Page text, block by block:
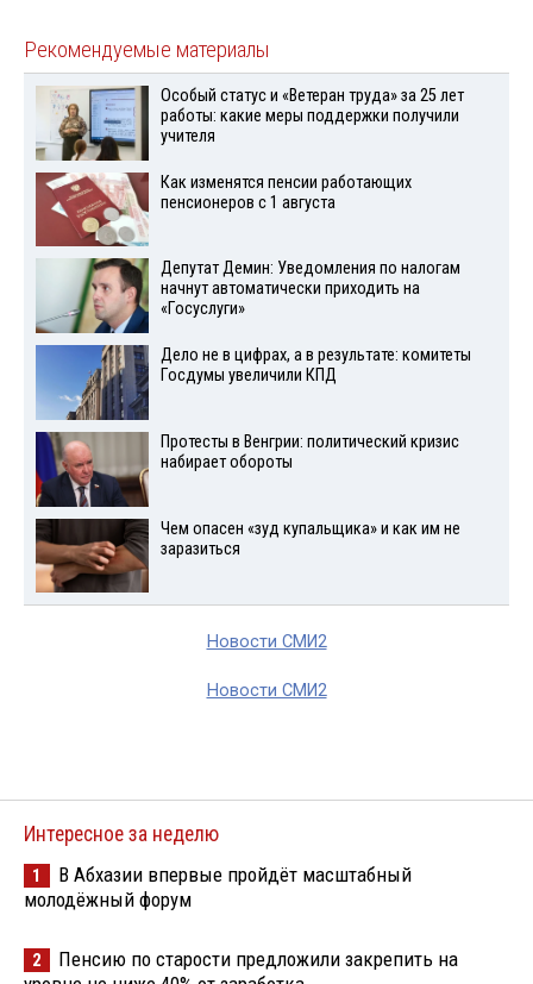
Рекомендуемые материалы
Особый статус и «Ветеран труда» за 25 лет
работы: какие меры поддержки получили
учителя
Как изменятся пенсии работающих
пенсионеров с 1 августа
Депутат Демин: Уведомления по налогам
начнут автоматически приходить на
«Госуслуги»
Дело не в цифрах, а в результате: комитеты
Госдумы увеличили КПД
Протесты в Венгрии: политический кризис
набирает обороты
Чем опасен «зуд купальщика» и как им не
заразиться
Новости СМИ2
Новости СМИ2
Интересное за неделю
1
В Абхазии впервые пройдёт масштабный
молодёжный форум
2
Пенсию по старости предложили закрепить на